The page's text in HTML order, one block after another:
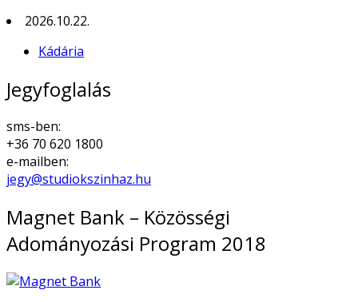
2026.10.22.
Kádária
Jegyfoglalás
sms-ben:
+36 70 620 1800
e-mailben:
jegy@studiokszinhaz.hu
Magnet Bank – Közösségi
Adományozási Program 2018